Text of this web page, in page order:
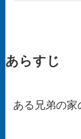
あらすじ
ある兄弟の家